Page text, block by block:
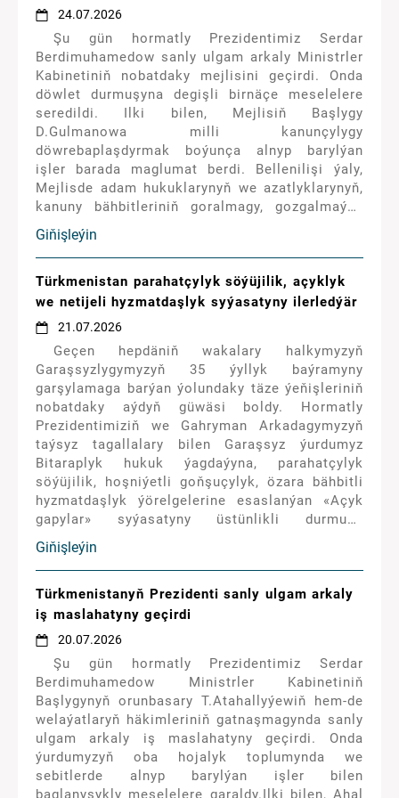
24.07.2026
Şu gün hormatly Prezidentimiz Serdar
Berdimuhamedow sanly ulgam arkaly Ministrler
Kabinetiniň nobatdaky mejlisini geçirdi. Onda
döwlet durmuşyna degişli birnäçe meselelere
seredildi. Ilki bilen, Mejlisiň Başlygy
D.Gulmanowa milli kanunçylygy
döwrebaplaşdyrmak boýunça alnyp barylýan
işler barada maglumat berdi. Bellenilişi ýaly,
Mejlisde adam hukuklarynyň we azatlyklarynyň,
kanuny bähbitleriniň goralmagy, gozgalmaýan
emläge bolan hukuklaryň döwlet belligine
alynmagy, döwletimiziň halkara resminamalara
goşulmagyny hukuk taýdan goldamak boýunça
Türkmenistanyň Kanunlarynyň taslamalaryny
taýýarlamak, hereket edýän birnäçe kanunçylyk
namalaryna döwrebap üýtgetmeleri,
goşmaçalary girizmek boýunça degişli işler
geçirilýär.
Giňişleýin
Türkmenistan parahatçylyk söýüjilik, açyklyk
we netijeli hyzmatdaşlyk syýasatyny ilerledýär
21.07.2026
Geçen hepdäniň wakalary halkymyzyň
Garaşsyzlygymyzyň 35 ýyllyk baýramyny
garşylamaga barýan ýolundaky täze ýeňişleriniň
nobatdaky aýdyň güwäsi boldy. Hormatly
Prezidentimiziň we Gahryman Arkadagymyzyň
taýsyz tagallalary bilen Garaşsyz ýurdumyz
Bitaraplyk hukuk ýagdaýyna, parahatçylyk
söýüjilik, hoşniýetli goňşuçylyk, özara bähbitli
hyzmatdaşlyk ýörelgelerine esaslanýan «Açyk
gapylar» syýasatyny üstünlikli durmuşa
geçirýär.
Giňişleýin
Türkmenistanyň Prezidenti sanly ulgam arkaly
iş maslahatyny geçirdi
20.07.2026
Şu gün hormatly Prezidentimiz Serdar
Berdimuhamedow Ministrler Kabinetiniň
Başlygynyň orunbasary T.Atahallyýewiň hem-de
welaýatlaryň häkimleriniň gatnaşmagynda sanly
ulgam arkaly iş maslahatyny geçirdi. Onda
ýurdumyzyň oba hojalyk toplumynda we
sebitlerde alnyp barylýan işler bilen
baglanyşykly meselelere garaldy.Ilki bilen, Ahal